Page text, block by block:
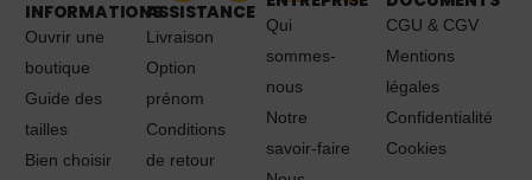
INFORMATIONS
Ouvrir une
boutique
Guide des
tailles
Bien choisir
ASSISTANCE
Livraison
Option
prénom
Conditions
de retour
Qui
sommes-
nous
Notre
savoir-faire
CGU & CGV
Mentions
légales
Confidentialité
Cookies